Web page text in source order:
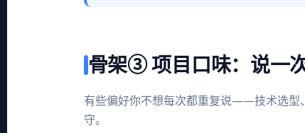
骨架③ 项目口味：说一
有些偏好你不想每次都重复说——技术选型
守。